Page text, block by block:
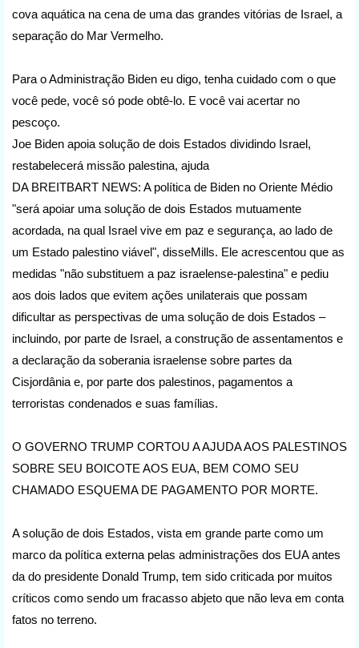
cova aquática na cena de uma das grandes vitórias de Israel, a
separação do Mar Vermelho.
Para o Administração Biden eu digo, tenha cuidado com o que
você pede, você só pode obtê-lo. E você vai acertar no
pescoço.
Joe Biden apoia solução de dois Estados dividindo Israel,
restabelecerá missão palestina, ajuda
DA BREITBART NEWS: A política de Biden no Oriente Médio
"será apoiar uma solução de dois Estados mutuamente
acordada, na qual Israel vive em paz e segurança, ao lado de
um Estado palestino viável", disseMills. Ele acrescentou que as
medidas "não substituem a paz israelense-palestina" e pediu
aos dois lados que evitem ações unilaterais que possam
dificultar as perspectivas de uma solução de dois Estados –
incluindo, por parte de Israel, a construção de assentamentos e
a declaração da soberania israelense sobre partes da
Cisjordânia e, por parte dos palestinos, pagamentos a
terroristas condenados e suas famílias.
O GOVERNO TRUMP CORTOU A AJUDA AOS PALESTINOS
SOBRE SEU BOICOTE AOS EUA, BEM COMO SEU
CHAMADO ESQUEMA DE PAGAMENTO POR MORTE.
A solução de dois Estados, vista em grande parte como um
marco da política externa pelas administrações dos EUA antes
da do presidente Donald Trump, tem sido criticada por muitos
críticos como sendo um fracasso abjeto que não leva em conta
fatos no terreno.